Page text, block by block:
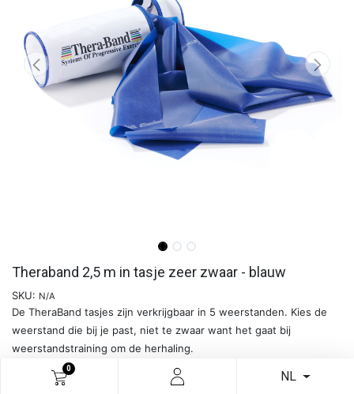
0
NL
Theraband 2,5 m in tasje zeer zwaar - blauw
SKU: N/A
De TheraBand tasjes zijn verkrijgbaar in 5 weerstanden. Kies de
weerstand die bij je past, niet te zwaar want het gaat bij
weerstandstraining om de herhaling.